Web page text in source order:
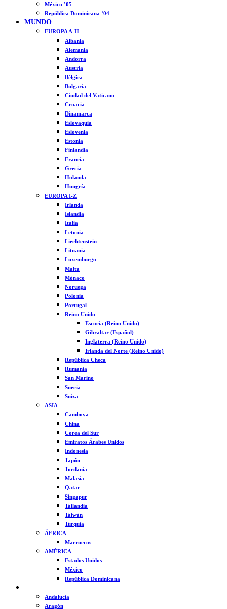
México ’05
República Dominicana ’04
MUNDO
EUROPA A-H
Albania
Alemania
Andorra
Austria
Bélgica
Bulgaria
Ciudad del Vaticano
Croacia
Dinamarca
Eslovaquia
Eslovenia
Estonia
Finlandia
Francia
Grecia
Holanda
Hungría
EUROPA I-Z
Irlanda
Islandia
Italia
Letonia
Liechtenstein
Lituania
Luxemburgo
Malta
Mónaco
Noruega
Polonia
Portugal
Reino Unido
Escocia (Reino Unido)
Gibraltar (Español)
Inglaterra (Reino Unido)
Irlanda del Norte (Reino Unido)
República Checa
Rumanía
San Marino
Suecia
Suiza
ASIA
Camboya
China
Corea del Sur
Emiratos Árabes Unidos
Indonesia
Japón
Jordania
Malasia
Qatar
Singapur
Tailandia
Taiwán
Turquía
ÁFRICA
Marruecos
AMÉRICA
Estados Unidos
México
República Dominicana
Andalucía
Aragón